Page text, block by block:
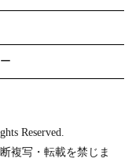
Reserved.
複写・転載を禁じま